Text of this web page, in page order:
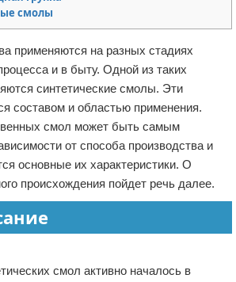
смолы
применяются на разных стадиях
и в быту. Одной из таких
синтетические смолы. Эти
составом и областью применения.
смол может быть самым
от способа производства и
основные их характеристики. О
происхождения пойдет речь далее.
смол активно началось в